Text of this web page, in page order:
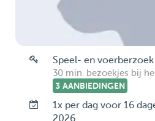
Speel- en
30 min. bezoekjes bij
3 AANBIEDINGEN
1x per dag voor 16
2026